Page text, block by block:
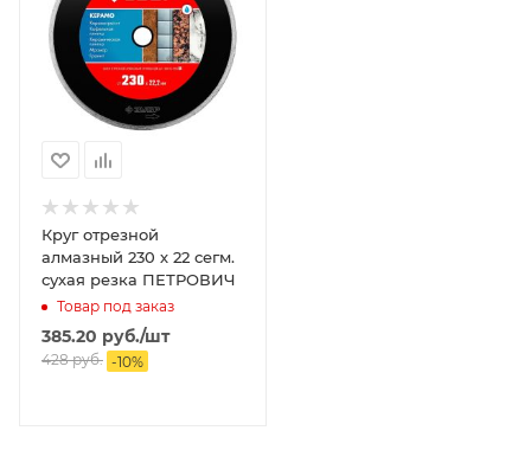
Круг отрезной
алмазный 230 х 22 сегм.
сухая резка ПЕТРОВИЧ
Товар под заказ
385.20 руб./шт
428руб. -10%